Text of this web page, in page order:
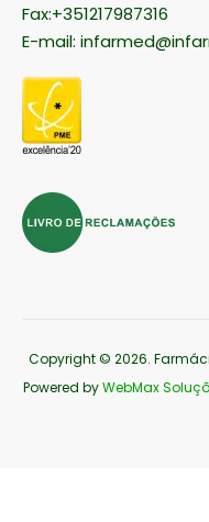
Fax:+351217987316
E-mail:
Copyright © 2026.
Powered byWebMax